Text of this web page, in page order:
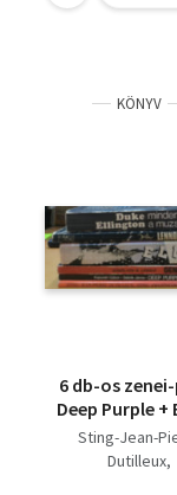
KÖNYV
6 db-os
Deep Purple +
Genesis + John
1940-1980 +
Sting-Jean-
Dutilleux